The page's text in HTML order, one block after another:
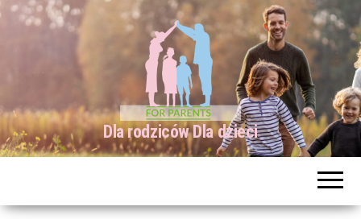
Dla rodziców Dla dzieci